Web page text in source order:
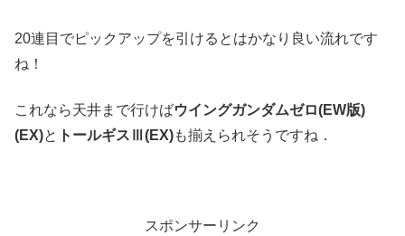
20連目でピックアップを引けるとはかなり良い流れです
ね！
これなら天井まで行けばウイングガンダムゼロ(EW版)
(EX)と トールギスⅢ(EX)も揃えられそうですね．
スポンサーリンク